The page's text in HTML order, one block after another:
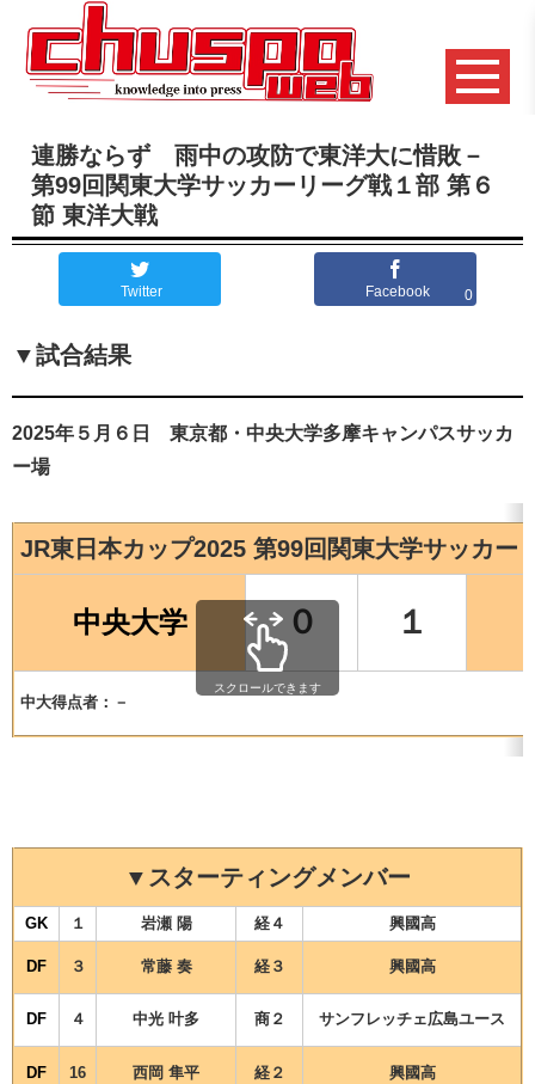
連勝ならず 雨中の攻防で東洋大に惜敗－
第99回関東大学サッカーリーグ戦１部 第６
節 東洋大戦
Twitter Facebook 0
▼試合結果
2025年５月６日 東京都・中央大学多摩キャンパスサッカ
ー場
JR東日本カップ2025 第99回関東大学サッカー
中央大学 ０ １
中大得点者：－
スクロールできます
▼スターティングメンバー
GK １ 岩瀬 陽 経４ 興國高
DF ３ 常藤 奏 経３ 興國高
DF ４ 中光 叶多 商２ サンフレッチェ広島ユース
DF 16 西岡 隼平 経２ 興國高